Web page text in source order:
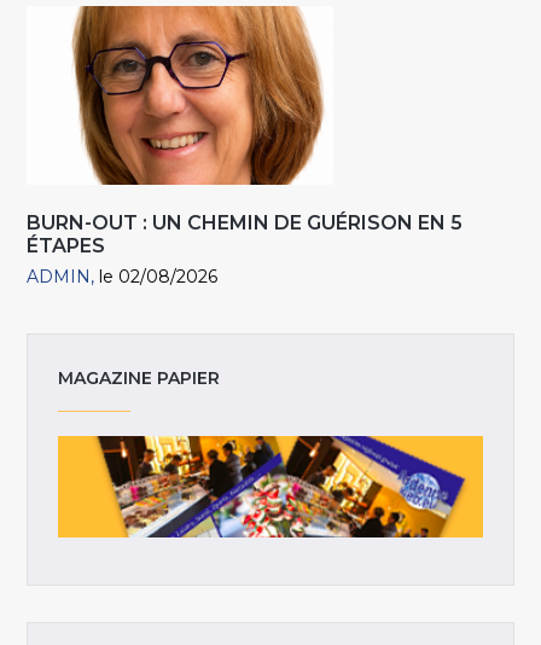
BURN-OUT : UN CHEMIN DE GUÉRISON EN 5
ÉTAPES
ADMIN le 02/08/2026
MAGAZINE PAPIER